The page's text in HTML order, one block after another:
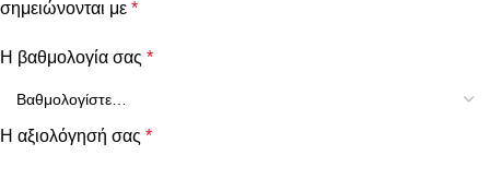
σημειώνονται με *
Η βαθμολογία σας *
Η αξιολόγησή σας *